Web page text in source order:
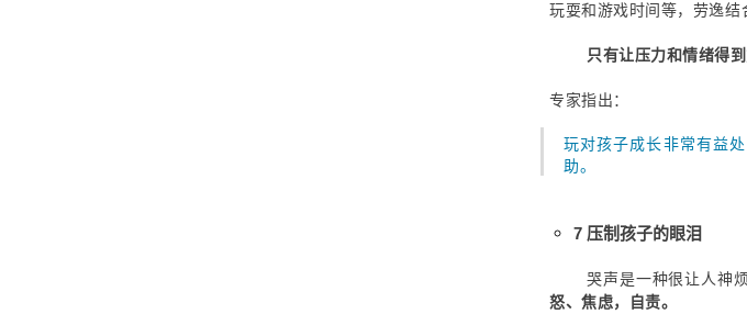
玩耍和游戏时间等，劳逸结
只有让压力和情绪得
专家指出：
玩对孩子成长非常有益
助。
7 压制孩子的眼泪
哭声是一种很让人神
怒、焦虑，自责。